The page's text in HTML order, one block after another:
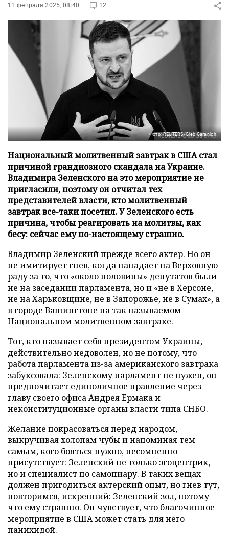
11 февраля 2025, 08:40 12
Фото: REUTERS/Gleb Garanich
Национальный молитвенный завтрак в США стал
причиной грандиозного скандала на Украине.
Владимира Зеленского на это мероприятие не
пригласили, поэтому он отчитал тех
представителей власти, кто молитвенный
завтрак все-таки посетил. У Зеленского есть
причина, чтобы реагировать на молитвы, как
бесу: сейчас ему по-настоящему страшно.
Владимир Зеленский прежде всего актер. Но он
не имитирует гнев, когда нападает на Верховную
раду за то, что «около половины» депутатов были
не на заседании парламента, но и «не в Херсоне,
не на Харьковщине, не в Запорожье, не в Сумах», а
в городе Вашингтоне на так называемом
Национальном молитвенном завтраке.
Тот, кто называет себя президентом Украины,
действительно недоволен, но не потому, что
работа парламента из-за американского завтрака
забуксовала: Зеленскому парламент не нужен, он
предпочитает единоличное правление через
главу своего офиса Андрея Ермака и
неконституционные органы власти типа СНБО.
Желание покрасоваться перед народом,
выкручивая холопам чубы и напоминая тем
самым, кого бояться нужно, несомненно
присутствует: Зеленский не только эгоцентрик,
но и специалист по самопиару. В таких вещах
должен пригодиться актерский опыт, но гнев тут,
повторимся, искренний: Зеленский зол, потому
что ему страшно. Он чувствует, что благочинное
мероприятие в США может стать для него
панихидой.